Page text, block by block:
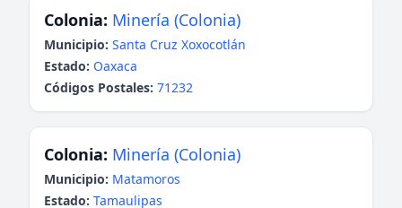
Colonia: Minería (Colonia)
Municipio: Santa Cruz Xoxocotlán
Estado: Oaxaca
Códigos Postales: 71232
Colonia: Minería (Colonia)
Municipio: Matamoros
Estado: Tamaulipas